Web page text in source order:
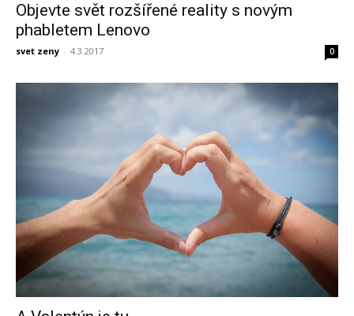
Objevte svět rozšířené reality s novým
phabletem Lenovo
svet zeny - 4.3.2017 0